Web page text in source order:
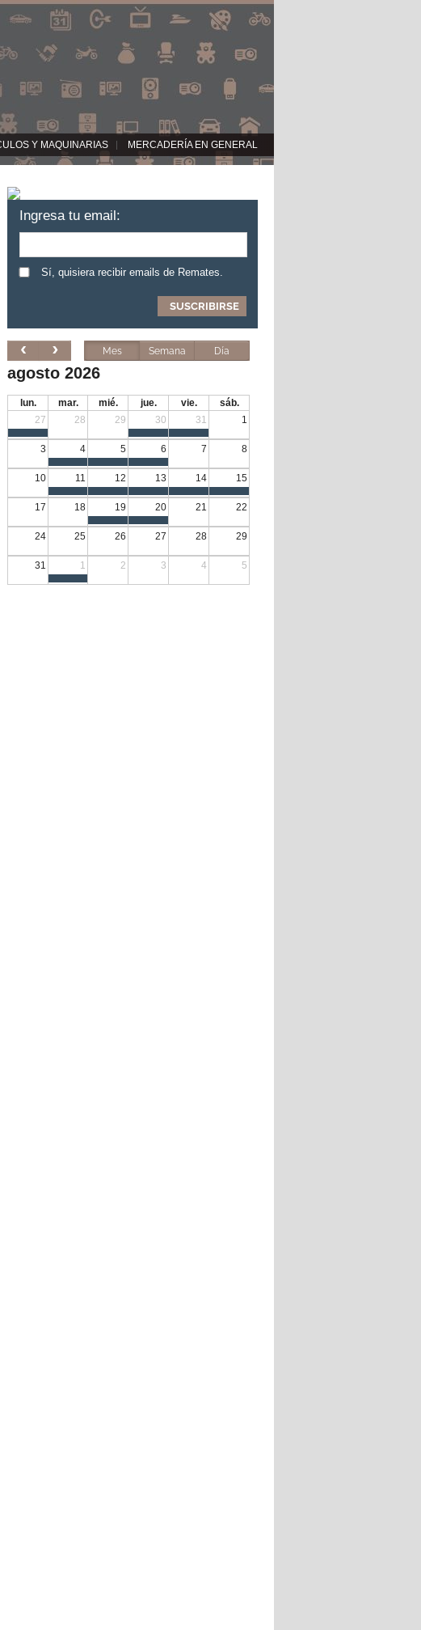
Y MAQUINARIAS MERCADERÍA EN GENERAL
Ingresa tu email:
Sí, quisiera recibir emails de Remates.
Mes Semana Día
agosto 2026
lun. mar. mié. jue. vie.
sáb.
27
28 29 30 31 1
3 4 5 6 7 8
10 11 12 13 14 15
17 18 19 20 21 22
24 25 26 27 28 29
31 1 2 3 4 5